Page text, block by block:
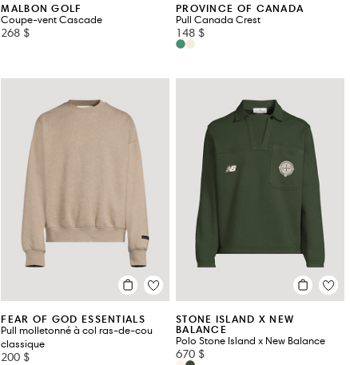
MALBON GOLF
Coupe-vent Cascade
268 $
PROVINCE OF CANADA
Pull Canada Crest
148 $
FEAR OF GOD ESSENTIALS
Pull molletonné à col ras-de-cou
classique
200 $
STONE ISLAND X NEW
BALANCE
Polo Stone Island x New Balance
670 $